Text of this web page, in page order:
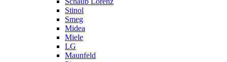
Stinol
Smeg
Midea
Miele
LG
Maunfeld